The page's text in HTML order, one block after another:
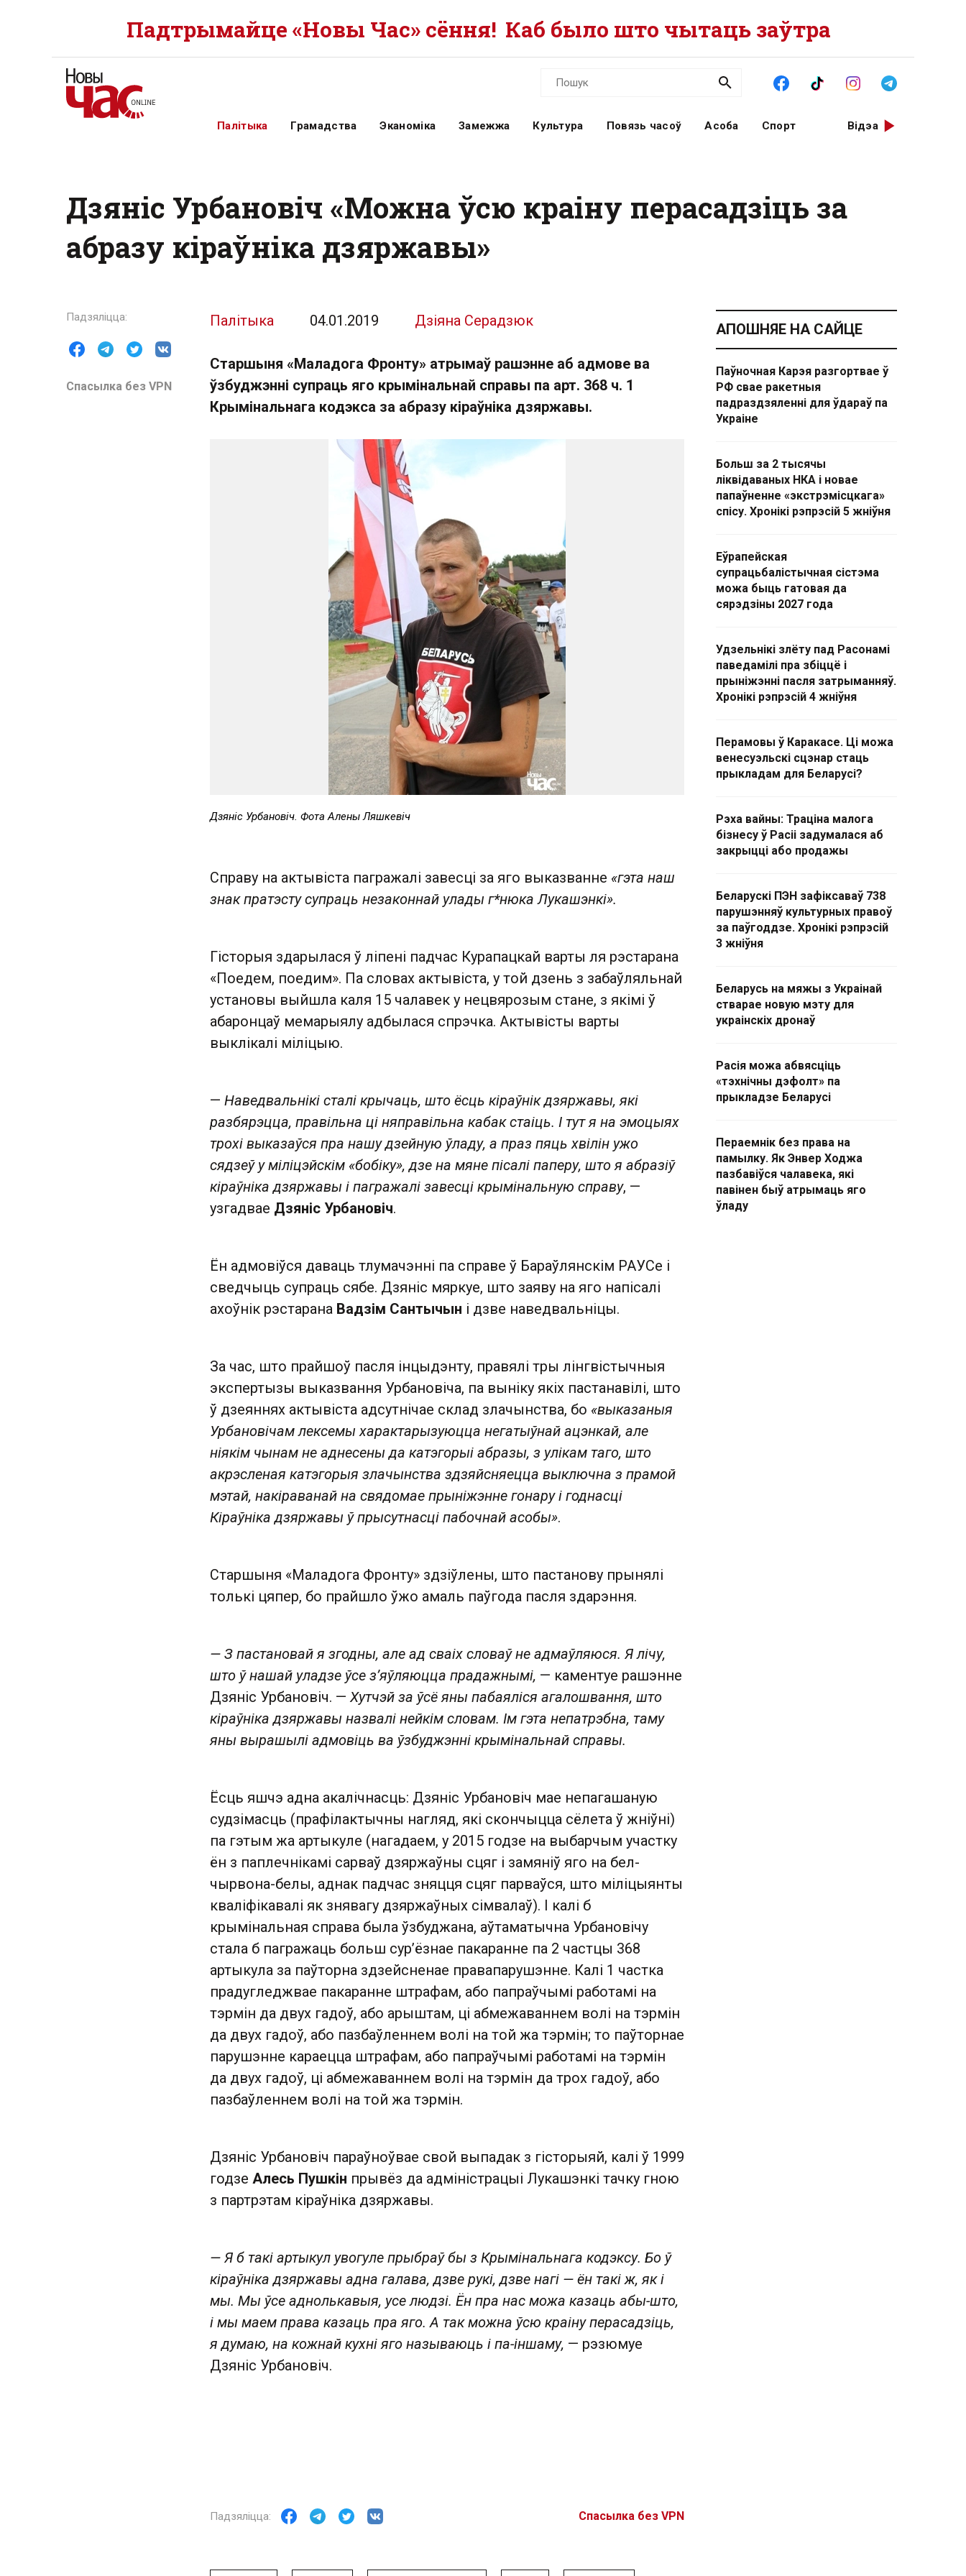
Падтрымайце «Новы Час» сёння! Каб было што чытаць заўтра
Палітыка Грамадства Эканоміка Замежжа Культура Повязь часоў Асоба Спорт Відэа
Дзяніс Урбановіч «Можна ўсю краіну перасадзіць за
абразу кіраўніка дзяржавы»
Спасылка без VPN
Палітыка 04.01.2019 Дзіяна Серадзюк
Старшыня «Маладога Фронту» атрымаў рашэнне аб адмове ва
ўзбуджэнні супраць яго крымінальнай справы па арт. 368 ч. 1
Крымінальнага кодэкса за абразу кіраўніка дзяржавы.
Дзяніс Урбановіч. Фота Алены Ляшкевіч
Справу на актывіста пагражалі завесці за яго выказванне «гэта наш
знак пратэсту супраць незаконнай улады г*нюка Лукашэнкі».
Гісторыя здарылася ў ліпені падчас Курапацкай варты ля рэстарана
«Поедем, поедим». Па словах актывіста, у той дзень з забаўляльнай
установы выйшла каля 15 чалавек у нецвярозым стане, з якімі ў
абаронцаў мемарыялу адбылася спрэчка. Актывісты варты
выклікалі міліцыю.
— Наведвальнікі сталі крычаць, што ёсць кіраўнік дзяржавы, які
разбярэцца, правільна ці няправільна кабак стаіць. І тут я на эмоцыях
трохі выказаўся пра нашу дзейную ўладу, а праз пяць хвілін ужо
сядзеў у міліцэйскім «бобіку», дзе на мяне пісалі паперу, што я абразіў
кіраўніка дзяржавы і пагражалі завесці крымінальную справу, —
узгадвае Дзяніс Урбановіч.
Ён адмовіўся даваць тлумачэнні па справе ў Бараўлянскім РАУСе і
сведчыць супраць сябе. Дзяніс мяркуе, што заяву на яго напісалі
ахоўнік рэстарана Вадзім Сантычын і дзве наведвальніцы.
За час, што прайшоў пасля інцыдэнту, правялі тры лінгвістычныя
экспертызы выказвання Урбановіча, па выніку якіх пастанавілі, што
ў дзеяннях актывіста адсутнічае склад злачынства, бо «выказаныя
Урбановічам лексемы характарызуюцца негатыўнай ацэнкай, але
ніякім чынам не аднесены да катэгорыі абразы, з улікам таго, што
акрэсленая катэгорыя злачынства здзяйсняецца выключна з прамой
мэтай, накіраванай на свядомае прыніжэнне гонару і годнасці
Кіраўніка дзяржавы ў прысутнасці пабочнай асобы».
Старшыня «Маладога Фронту» здзіўлены, што пастанову прынялі
толькі цяпер, бо прайшло ўжо амаль паўгода пасля здарэння.
— З пастановай я згодны, але ад сваіх словаў не адмаўляюся. Я лічу,
што ў нашай уладзе ўсе з’яўляюцца прадажнымі, — каментуе рашэнне
Дзяніс Урбановіч. —Хутчэй за ўсё яны пабаяліся агалошвання, што
кіраўніка дзяржавы назвалі нейкім словам. Ім гэта непатрэбна, таму
яны вырашылі адмовіць ва ўзбуджэнні крымінальнай справы.
Ёсць яшчэ адна акалічнасць: Дзяніс Урбановіч мае непагашаную
судзімасць (прафілактычны нагляд, які скончыцца сёлета ў жніўні)
па гэтым жа артыкуле (нагадаем, у 2015 годзе на выбарчым участку
ён з паплечнікамі сарваў дзяржаўны сцяг і замяніў яго на бел-
чырвона-белы, аднак падчас зняцця сцяг парваўся, што міліцыянты
кваліфікавалі як знявагу дзяржаўных сімвалаў). І калі б
крымінальная справа была ўзбуджана, аўтаматычна Урбановічу
стала б пагражаць больш сур’ёзнае пакаранне па 2 частцы 368
артыкула за паўторна здзейсненае правапарушэнне. Калі 1 частка
прадугледжвае пакаранне штрафам, або папраўчымі работамі на
тэрмін да двух гадоў, або арыштам, ці абмежаваннем волі на тэрмін
да двух гадоў, або пазбаўленнем волі на той жа тэрмін; то паўторнае
парушэнне караецца штрафам, або папраўчымі работамі на тэрмін
да двух гадоў, ці абмежаваннем волі на тэрмін да трох гадоў, або
пазбаўленнем волі на той жа тэрмін.
Дзяніс Урбановіч параўноўвае свой выпадак з гісторыяй, калі ў 1999
годзе Алесь Пушкін прывёз да адміністрацыі Лукашэнкі тачку гною
з партрэтам кіраўніка дзяржавы.
— Я б такі артыкул увогуле прыбраў бы з Крымінальнага кодэксу. Бо ў
кіраўніка дзяржавы адна галава, дзве рукі, дзве нагі — ён такі ж, як і
мы. Мы ўсе аднолькавыя, усе людзі. Ён пра нас можа казаць абы-што,
і мы маем права казаць пра яго. А так можна ўсю краіну перасадзіць,
я думаю, на кожнай кухні яго называюць і па-іншаму, — рэзюмуе
Дзяніс Урбановіч.
Спасылка без VPN
АПОШНЯЕ НА САЙЦЕ
Паўночная Карэя разгортвае ў
РФ свае ракетныя
падраздзяленні для ўдараў па
Украіне
Больш за 2 тысячы
ліквідаваных НКА і новае
папаўненне «экстрэмісцкага»
спісу. Хронікі рэпрэсій 5 жніўня
Еўрапейская
супрацьбалістычная сістэма
можа быць гатовая да
сярэдзіны 2027 года
Удзельнікі злёту пад Расонамі
паведамілі пра збіццё і
прыніжэнні пасля затрыманняў.
Хронікі рэпрэсій 4 жніўня
Перамовы ў Каракасе. Ці можа
венесуэльскі сцэнар стаць
прыкладам для Беларусі?
Рэха вайны: Траціна малога
бізнесу ў Расіі задумалася аб
закрыцці або продажы
Беларускі ПЭН зафіксаваў 738
парушэнняў культурных правоў
за паўгоддзе. Хронікі рэпрэсій
3 жніўня
Беларусь на мяжы з Украінай
стварае новую мэту для
украінскіх дронаў
Расія можа абвясціць
«тэхнічны дэфолт» па
прыкладзе Беларусі
Пераемнік без права на
памылку. Як Энвер Ходжа
пазбавіўся чалавека, які
павінен быў атрымаць яго
ўладу